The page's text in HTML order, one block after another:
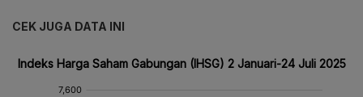
CEK JUGA DATA INI